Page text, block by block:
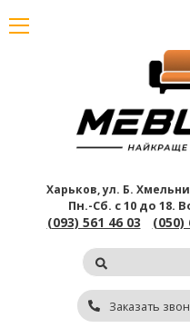
Харьков, ул. Б.
Пн.-Сб. с 10 до 18.
(093) 561 46 03 (050)
Заказать
В